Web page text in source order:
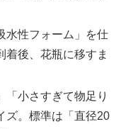
水性フォーム」を仕
着後、花瓶に移すま
「小さすぎて物足り
ズ。標準は「直径20